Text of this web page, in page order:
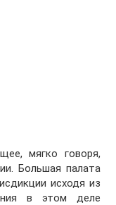
мягко говоря,
Большая палата
исходя из
в этом деле